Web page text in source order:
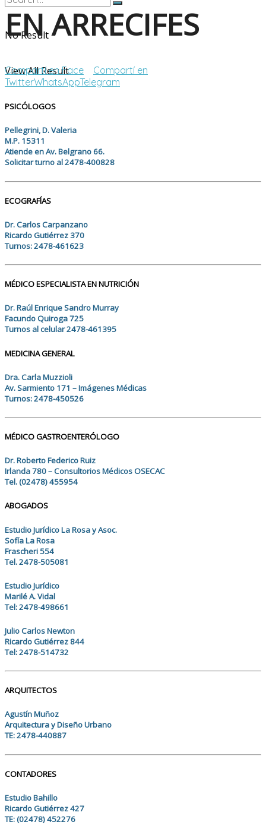
No Result
View All Result
EN ARRECIFES
Compartí en Face
Compartí en
TwitterWhatsAppTelegram
PSICÓLOGOS
Pellegrini, D. Valeria
M.P. 15311
Atiende en Av. Belgrano 66.
Solicitar turno al 2478-400828
ECOGRAFÍAS
Dr. Carlos Carpanzano
Ricardo Gutiérrez 370
Turnos: 2478-461623
MÉDICO ESPECIALISTA EN NUTRICIÓN
Dr. Raúl Enrique Sandro Murray
Facundo Quiroga 725
Turnos al celular 2478-461395
MEDICINA GENERAL
Dra. Carla Muzzioli
Av. Sarmiento 171 – Imágenes Médicas
Turnos: 2478-450526
MÉDICO GASTROENTERÓLOGO
Dr. Roberto Federico Ruiz
Irlanda 780 – Consultorios Médicos OSECAC
Tel. (02478) 455954
ABOGADOS
Estudio Jurídico La Rosa y Asoc.
Sofía La Rosa
Frascheri 554
Tel. 2478-505081
Estudio Jurídico
Marilé A. Vidal
Tel: 2478-498661
Julio Carlos Newton
Ricardo Gutiérrez 844
Tel: 2478-514732
ARQUITECTOS
Agustín Muñoz
Arquitectura y Diseño Urbano
TE: 2478-440887
CONTADORES
Estudio Bahillo
Ricardo Gutiérrez 427
TE: (02478) 452276